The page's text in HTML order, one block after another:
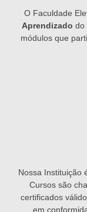
O Faculdade
Aprendizado do
módulos que
Nossa Instituição
Cursos são
certificados
em